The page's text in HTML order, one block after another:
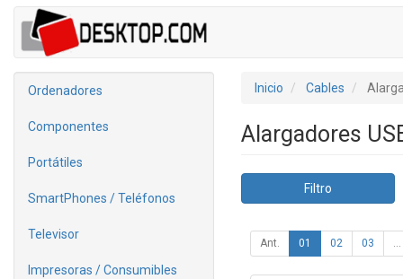
Ordenadores
Componentes
Portátiles
SmartPhones / Teléfonos
Televisor
Impresoras / Consumibles
Inicio Cables
Alargadores
Filtro
Ant. 01 02 03 ...